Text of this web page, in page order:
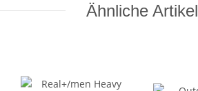
Ähnliche Artikel